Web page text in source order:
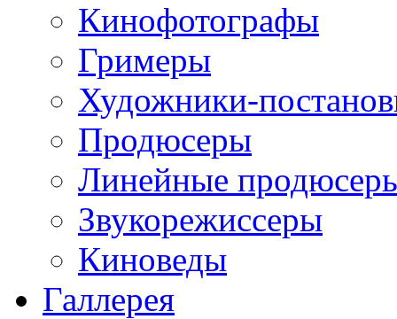
Кинофотографы
Гримеры
Художники-
Продюсеры
Линейные
Звукорежиссеры
Киноведы
Галлерея